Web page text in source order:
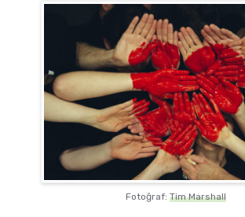
Fotoğraf: Tim Marshall